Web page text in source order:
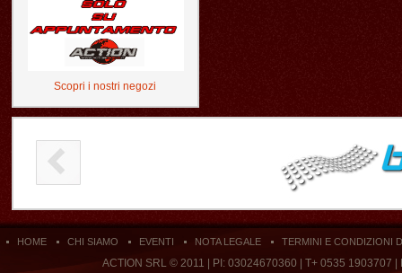
Scopri i nostri negozi
HOME CHI SIAMO EVENTI NOTA LEGALE TERMINI E CONDIZIONI
ACTION SRL © 2011 | PI: 03024670360 | T+ 0535